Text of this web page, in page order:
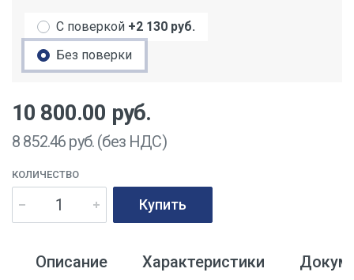
С поверкой +2 130 руб.
Без поверки
10 800.00 руб.
8 852.46 руб. (без НДС)
КОЛИЧЕСТВО
Купить
Описание Характеристики